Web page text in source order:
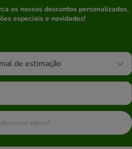
os nossos descontos personalizados,
especiais e novidades!
de estimação
agora!